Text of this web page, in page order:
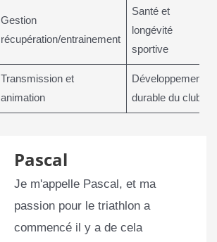
Gestion
récupération/entrainement
Santé et
longévité
sportive
Transmission et
animation
Développement
durable du club
Pascal
Je m'appelle Pascal, et ma
passion pour le triathlon a
commencé il y a de cela